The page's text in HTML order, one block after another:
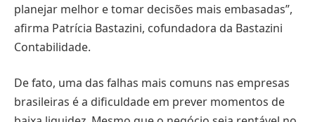
planejar melhor e tomar decisões mais embasadas”,
afirma Patrícia Bastazini, cofundadora da Bastazini
Contabilidade.
De fato, uma das falhas mais comuns nas empresas
brasileiras é a dificuldade em prever momentos de